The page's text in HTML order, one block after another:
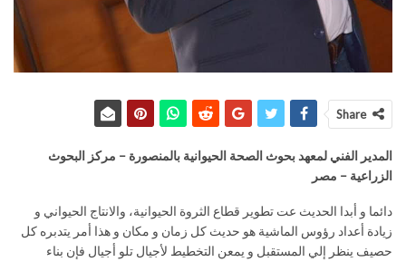
Share
المدير الفني لمعهد بحوث الصحة الحيوانية بالمنصورة – مركز البحوث
الزراعية – مصر
دائما و أبدا الحديث عت تطوير قطاع الثروة الحيوانية، والانتاج الحيواني و
زيادة أعداد رؤوس الماشية هو حديث كل زمان و مكان و هذا أمر يتدبره كل
حصيف ينظر إلي المستقبل و يمعن التخطيط لأجيال تلو أجيال فإن بناء